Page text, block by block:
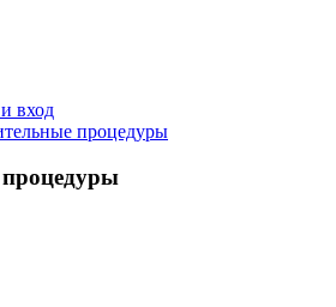
вход
процедуры